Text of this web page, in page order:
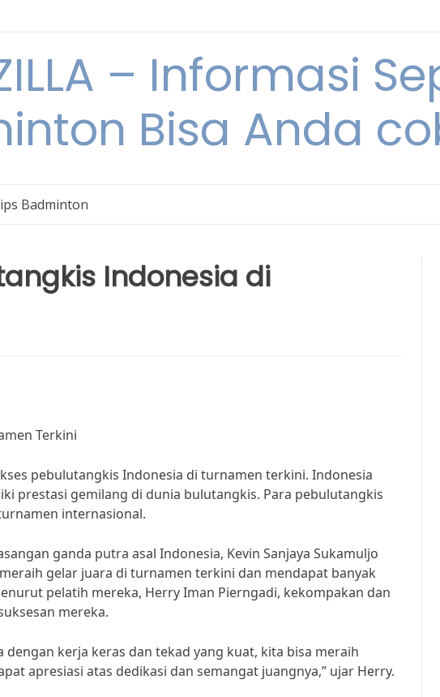
– Informasi
Bisa Anda
Badminton
Indonesia di
Terkini
pebulutangkis Indonesia di turnamen terkini. Indonesia
prestasi gemilang di dunia bulutangkis. Para pebulutangkis
internasional.
ganda putra asal Indonesia, Kevin Sanjaya Sukamuljo
gelar juara di turnamen terkini dan mendapat banyak
pelatih mereka, Herry Iman Pierngadi, kekompakan dan
mereka.
kerja keras dan tekad yang kuat, kita bisa meraih
apresiasi atas dedikasi dan semangat juangnya,” ujar Herry.